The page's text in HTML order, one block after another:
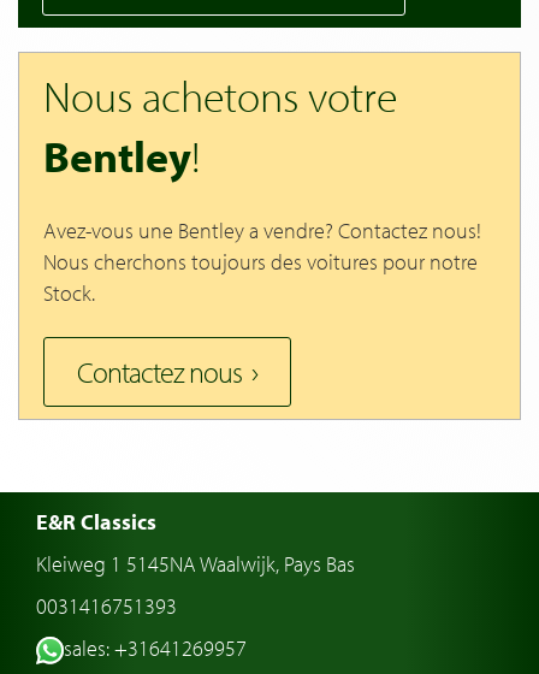
Nous achetons votre
Bentley!
Avez-vous une Bentley a vendre? Contactez nous!
Nous cherchons toujours des voitures pour notre
Stock.
Contactez nous
E&R Classics
Kleiweg 1 5145NA Waalwijk, Pays Bas
0031416751393
sales: +31641269957